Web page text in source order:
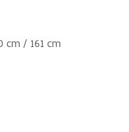
cm / 161 cm